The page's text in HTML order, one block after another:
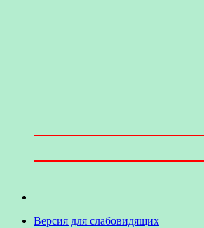
Версия для слабовидящих